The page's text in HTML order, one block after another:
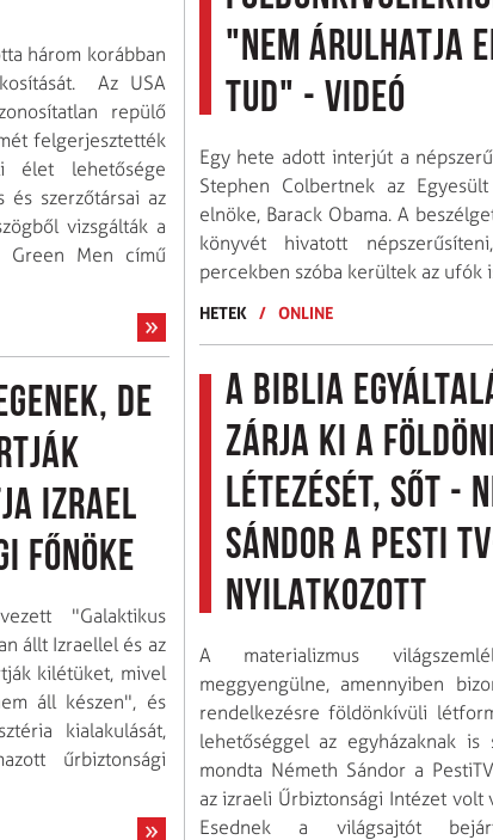
három korábban
Az USA
repülő
felgerjesztették
élet lehetősége
és szerzőtársai az
vizsgálták a
Men című
de
Izrael
főnöke
"Galaktikus
állt Izraellel és az
kilétüket, mivel
áll készen", és
kialakulását,
űrbiztonsági
"nem árulhatja
tud" - videó
Egy hete adott interjút a
Stephen Colbertnek az
elnöke, Barack Obama. A
könyvét hivatott
percekben szóba kerültek az ufók
HETEK / ONLINE
A Biblia
zárja ki a
létezését, sőt -
Sándor a Pesti
nyilatkozott
A materializmus
meggyengülne, amennyiben
rendelkezésre földönkívüli
lehetőséggel az egyházaknak is
mondta Németh Sándor a
az izraeli Űrbiztonsági Intézet volt
Esednek a világsajtót